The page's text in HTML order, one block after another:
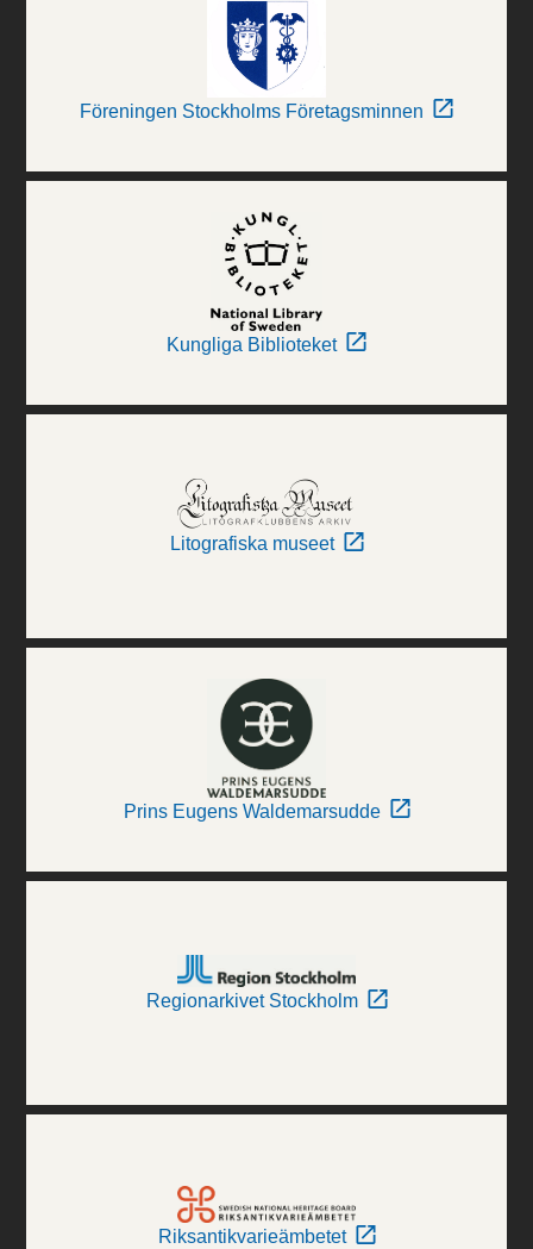
Föreningen Stockholms Företagsminnen
Kungliga Biblioteket
Litografiska museet
Prins Eugens Waldemarsudde
Regionarkivet Stockholm
Riksantikvarieämbetet